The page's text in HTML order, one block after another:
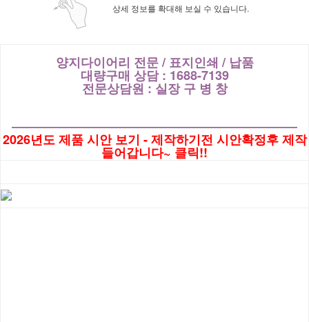
상세 정보를 확대해 보실 수 있습니다.
양지다이어리 전문 / 표지인쇄 / 납품
대량구매 상담 : 1688-7139
전문상담원 : 실장 구 병 창
―――――――――――――――――――――――
2026년도 제품 시안 보기 - 제작하기전 시안확정후 제작
들어갑니다~ 클릭!!